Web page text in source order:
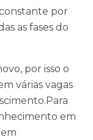
por
as fases do
por isso o
várias vagas
em